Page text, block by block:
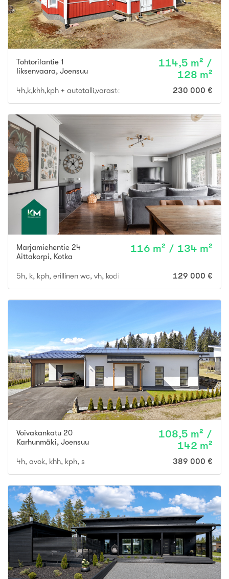
Tohtorilantie 1
Iiksenvaara, Joensuu
114,5 m² /
128 m²
4h,k,khh,kph + autotalli,varasto ja lämmin askateluhone
230 000 €
Marjamiehentie 24
Aittakorpi, Kotka
116 m² / 134 m²
5h, k, kph, erillinen wc, vh, kodinhoitotila kylpyhuoneen
129 000 €
Voivakankatu 20
Karhunmäki, Joensuu
108,5 m² /
142 m²
4h, avok, khh, kph, s 389 000 €